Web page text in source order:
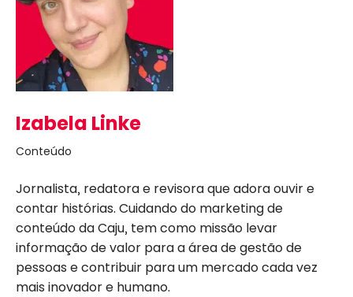
Izabela Linke
Conteúdo
Jornalista, redatora e revisora que adora ouvir e
contar histórias. Cuidando do marketing de
conteúdo da Caju, tem como missão levar
informação de valor para a área de gestão de
pessoas e contribuir para um mercado cada vez
mais inovador e humano.